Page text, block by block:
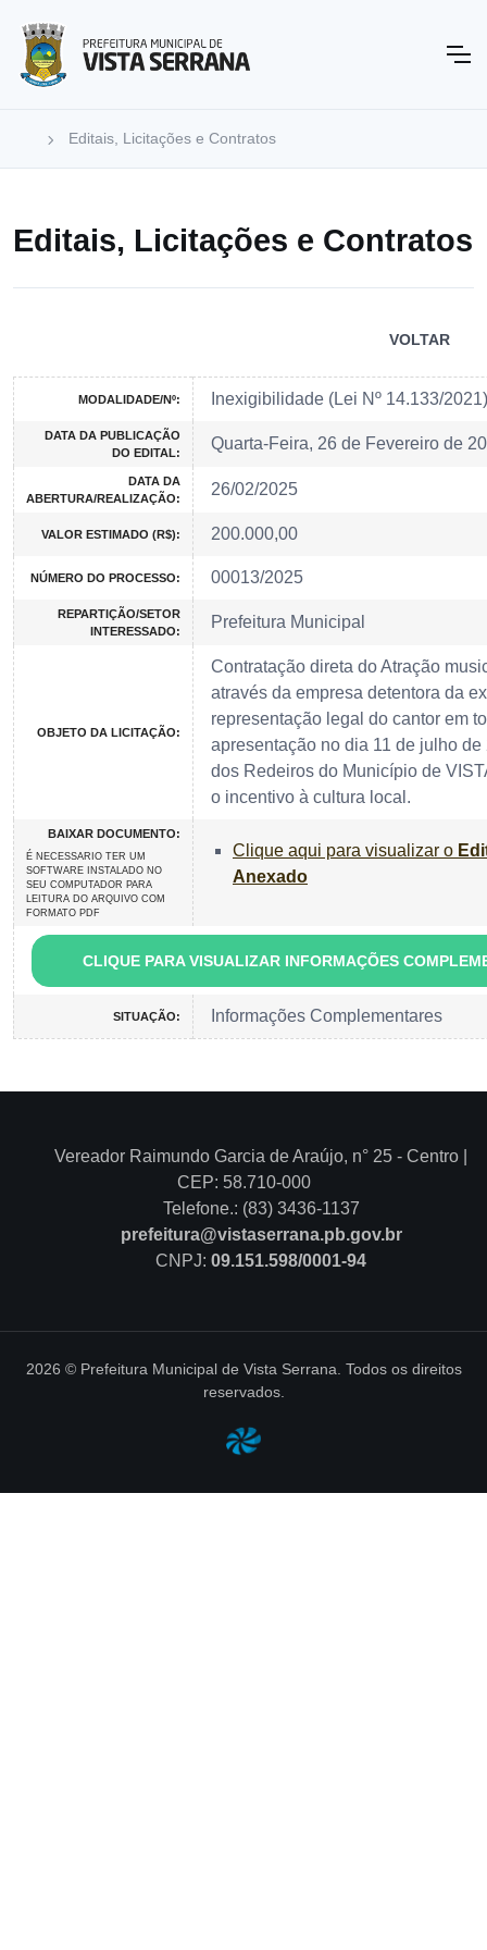
Editais, Licitações e Contratos
Editais, Licitações e Contratos
VOLTAR
MODALIDADE/Nº: Inexigibilidade (Lei Nº 14.133/
DATA DA PUBLICAÇÃO
DO EDITAL:
Quarta-Feira, 26 de Fevereiro de
DATA DA
ABERTURA/REALIZAÇÃO:
26/02/2025
VALOR ESTIMADO (R$): 200.000,00
NÚMERO DO PROCESSO: 00013/2025
REPARTIÇÃO/SETOR
INTERESSADO:
Prefeitura Municipal
OBJETO DA LICITAÇÃO:
Contratação direta do Atração
através da empresa detentora da
representação legal do cantor em
apresentação no dia 11 de julho
dos Redeiros do Município de
o incentivo à cultura local.
BAIXAR DOCUMENTO:
É NECESSARIO TER UM
SOFTWARE INSTALADO NO
SEU COMPUTADOR PARA
LEITURA DO ARQUIVO COM
FORMATO PDF
Clique aqui para visualizar o
Anexado
CLIQUE PARA VISUALIZAR INFORMAÇÕES
SITUAÇÃO: Informações Complementares
Vereador Raimundo Garcia de Araújo, n° 25 - Centro |
CEP: 58.710-000
Telefone.: (83) 3436-1137
prefeitura@vistaserrana.pb.gov.br
CNPJ: 09.151.598/0001-94
2026 © Prefeitura Municipal de Vista Serrana. Todos os direitos
reservados.